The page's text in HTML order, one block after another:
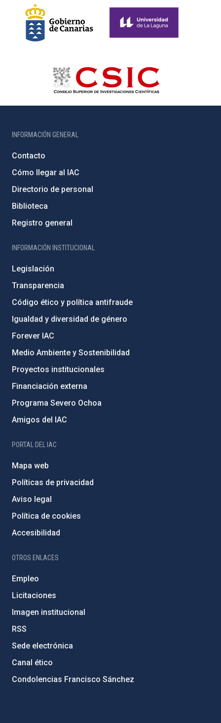
INFORMACIÓN GENERAL
Contacto
Cómo llegar al IAC
Directorio de personal
Biblioteca
Registro general
INFORMACIÓN INSTITUCIONAL
Legislación
Transparencia
Código ético y política antifraude
Igualdad y diversidad de género
Forever IAC
Medio Ambiente y Sostenibilidad
Proyectos institucionales
Financiación externa
Programa Severo Ochoa
Amigos del IAC
PORTAL DEL IAC
Mapa web
Políticas de privacidad
Aviso legal
Política de cookies
Accesibilidad
OTROS ENLACES
Empleo
Licitaciones
Imagen institucional
RSS
Sede electrónica
Canal ético
Condolencias Francisco Sánchez